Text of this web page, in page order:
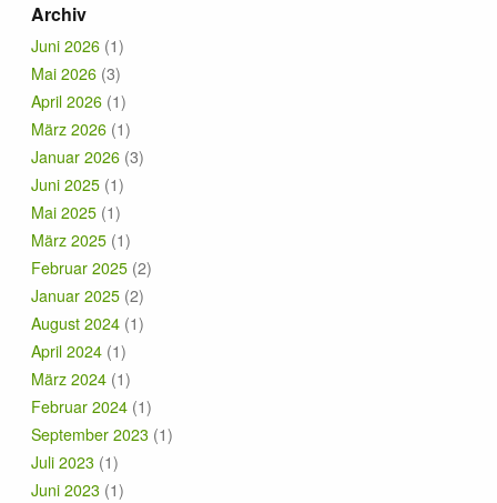
Archiv
Juni 2026 (1)
Mai 2026 (3)
April 2026 (1)
März 2026 (1)
Januar 2026 (3)
Juni 2025 (1)
Mai 2025 (1)
März 2025 (1)
Februar 2025 (2)
Januar 2025 (2)
August 2024 (1)
April 2024 (1)
März 2024 (1)
Februar 2024 (1)
September 2023 (1)
Juli 2023 (1)
Juni 2023 (1)